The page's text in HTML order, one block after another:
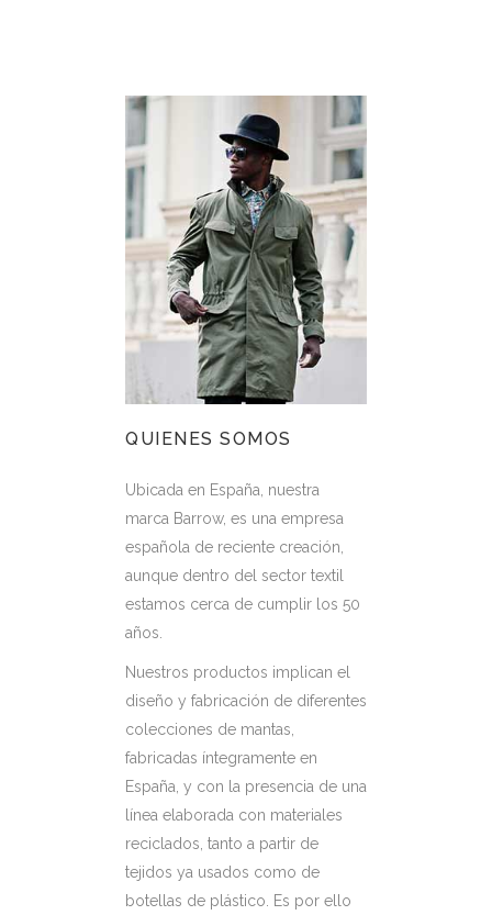
QUIENES SOMOS
Ubicada en España, nuestra
marca Barrow, es una empresa
española de reciente creación,
aunque dentro del sector textil
estamos cerca de cumplir los 50
años.
Nuestros productos implican el
diseño y fabricación de diferentes
colecciones de mantas,
fabricadas íntegramente en
España, y con la presencia de una
línea elaborada con materiales
reciclados, tanto a partir de
tejidos ya usados como de
botellas de plástico. Es por ello